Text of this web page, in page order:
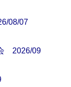
08/07
2026/09